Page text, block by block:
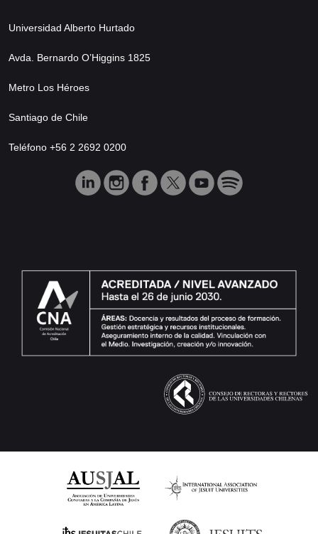
Universidad Alberto Hurtado
Avda. Bernardo O’Higgins 1825
Metro Los Héroes
Santiago de Chile
Teléfono +56 2 2692 0200